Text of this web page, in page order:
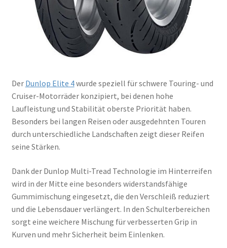
Der Dunlop Elite 4wurde speziell für schwere Touring- und
Cruiser-Motorräder konzipiert, bei denen hohe
Laufleistung und Stabilität oberste Priorität haben.
Besonders bei langen Reisen oder ausgedehnten Touren
durch unterschiedliche Landschaften zeigt dieser Reifen
seine Stärken.
Dank der Dunlop Multi-Tread Technologie im Hinterreifen
wird in der Mitte eine besonders widerstandsfähige
Gummimischung eingesetzt, die den Verschleiß reduziert
und die Lebensdauer verlängert. In den Schulterbereichen
sorgt eine weichere Mischung für verbesserten Grip in
Kurven und mehr Sicherheit beim Einlenken.